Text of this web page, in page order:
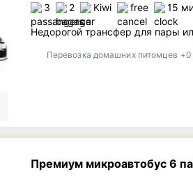
3 2 Kiwi free 15
Недорогой трансфер для пары
Перевозка домашних питомцев
Премиум микроавтобус 6